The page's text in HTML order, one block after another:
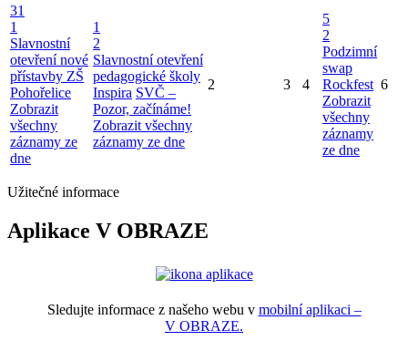
31
1
Slavnostní
otevření nové
přístavby ZŠ
Pohořelice
Zobrazit
všechny
záznamy ze
dne
1
2
Slavnostní otevření
pedagogické školy
Inspira SVČ –
Pozor, začínáme!
Zobrazit všechny
záznamy ze dne
2 3 4
5
2
Podzimní
swap
Rockfest
Zobrazit
všechny
záznamy
ze dne
6
Užitečné informace
Aplikace V OBRAZE
Sledujte informace z našeho webu v mobilní aplikaci –
V OBRAZE.